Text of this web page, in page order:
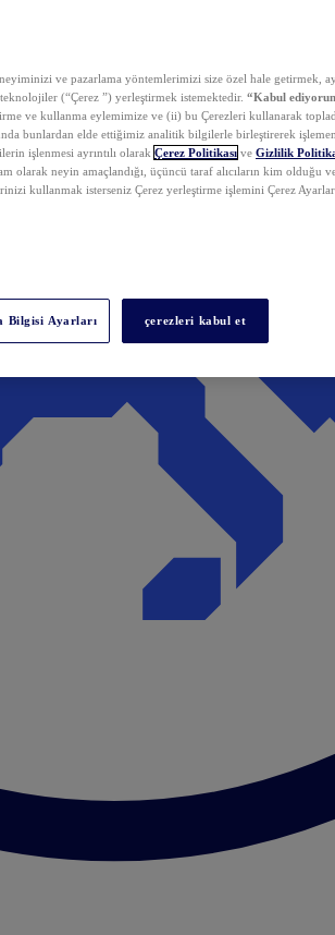
ve pazarlama yöntemlerimizi size özel hale getirmek,
(“Çerez ”) yerleştirmek istemektedir. “Kabul
ve kullanma eylemimize ve (ii) bu Çerezleri kullanarak
bunlardan elde ettiğimiz analitik bilgilerle birleştirerek
işlenmesi ayrıntılı olarak Çerez Politikası ve Gizlilik
olarak neyin amaçlandığı, üçüncü taraf alıcıların kim olduğu
kullanmak isterseniz Çerez yerleştirme işlemini Çerez
Bilgisi Ayarları çerezleri kabul et